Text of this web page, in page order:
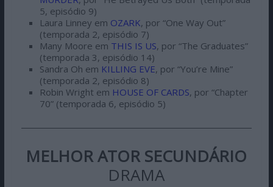
5, episódio 9)
Laura Linney em OZARK, por “One Way Out”
(temporada 2, episódio 7)
Many Moore em THIS IS US, por “The Graduates”
(temporada 3, episódio 14)
Sandra Oh em KILLING EVE, por “You’re Mine”
(temporada 2, episódio 8)
Robin Wright em HOUSE OF CARDS, por “Chapter
70” (temporada 6, episódio 5)
MELHOR ATOR SECUNDÁRIO
DRAMA